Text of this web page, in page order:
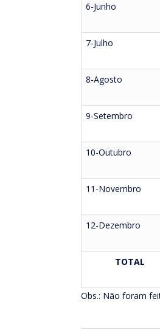
6-Junho
7-Julho
8-Agosto
9-Setembro
10-Outubro
11-Novembro
12-Dezembro
TOTAL
Obs.: Não foram